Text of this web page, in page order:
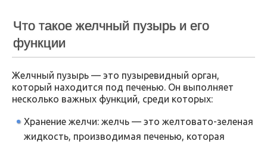
Что такое желчный пузырь и его
функции
Желчный пузырь — это пузыревидный орган,
который находится под печенью. Он выполняет
несколько важных функций, среди которых:
Хранение желчи: желчь — это желтовато-зеленая
жидкость, производимая печенью, которая